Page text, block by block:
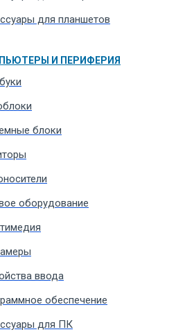
это сообщение
товары, отдых и кемпинг
для планшетов
И ПЕРИФЕРИЯ
блоки
оборудование
ввода
обеспечение
для ПК